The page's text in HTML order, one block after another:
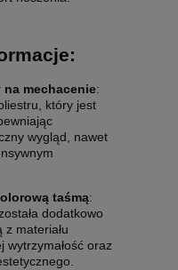
na mechacenie:
który jest
wygląd, nawet
taśmą:
dodatkowo
materiału
wytrzymałość oraz